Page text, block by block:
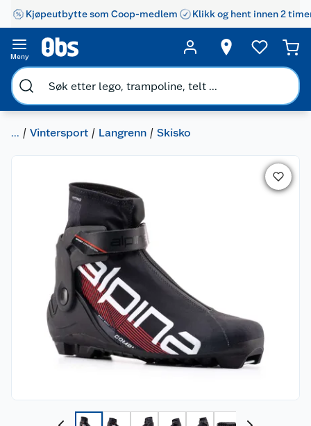
Kjøpeutbytte som Coop-medlem Klikk og hent innen 2
Meny
... Vintersport Langrenn Skisko